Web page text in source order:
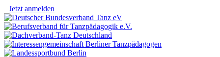
Jetzt anmelden